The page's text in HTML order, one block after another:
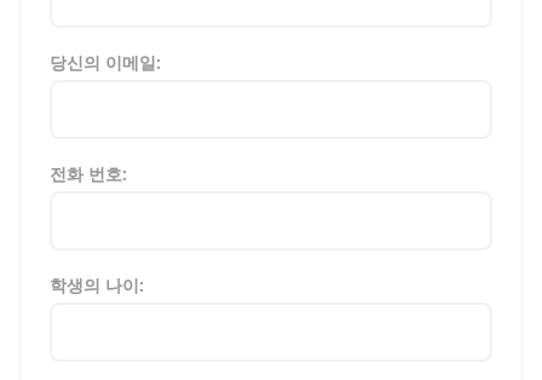
당신의 이메일:
전화 번호:
학생의 나이: